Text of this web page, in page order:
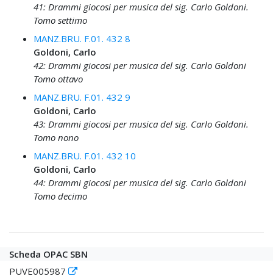
41: Drammi giocosi per musica del sig. Carlo Goldoni.
Tomo settimo
MANZ.BRU. F.01. 432 8
Goldoni, Carlo
42: Drammi giocosi per musica del sig. Carlo Goldoni
Tomo ottavo
MANZ.BRU. F.01. 432 9
Goldoni, Carlo
43: Drammi giocosi per musica del sig. Carlo Goldoni.
Tomo nono
MANZ.BRU. F.01. 432 10
Goldoni, Carlo
44: Drammi giocosi per musica del sig. Carlo Goldoni
Tomo decimo
Scheda OPAC SBN
PUVE005987